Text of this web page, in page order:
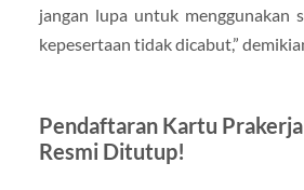
jangan lupa untuk menggunakan
kepesertaan tidak dicabut,”
Pendaftaran Kartu
Resmi Ditutup!